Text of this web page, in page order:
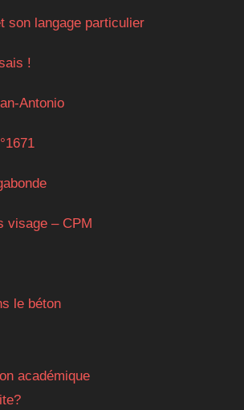
son langage particulier
!
Antonio
visage – CPM
le béton
académique